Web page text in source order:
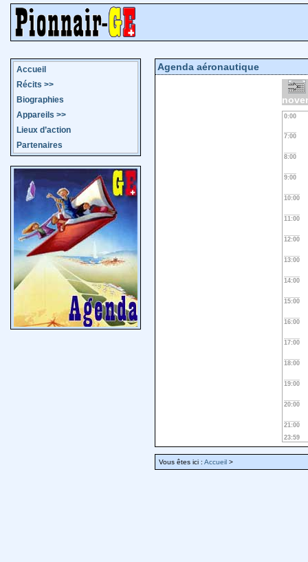
Accueil
Récits >>
Biographies
Appareils >>
Lieux d’action
Partenaires
Agenda aéronautique
0:00
7:00
8:00
9:00
10:00
11:00
12:00
13:00
14:00
15:00
16:00
17:00
18:00
19:00
20:00
21:00
23:59
Vous êtes ici : Accueil >